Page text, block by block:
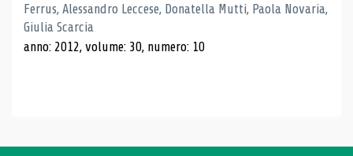
Ferrus, Alessandro Leccese, Donatella Mutti, Paola Novaria,
Giulia Scarcia
anno: 2012, volume: 30, numero: 10